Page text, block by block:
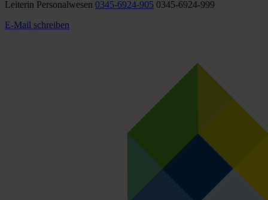
Leiterin Personalwesen 0345-6924-905 0345-6924-999
E-Mail schreiben